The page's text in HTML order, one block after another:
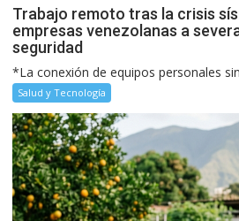
Trabajo remoto tras la crisis
empresas venezolanas a
seguridad
*La conexión de equipos personales
Salud y Tecnología